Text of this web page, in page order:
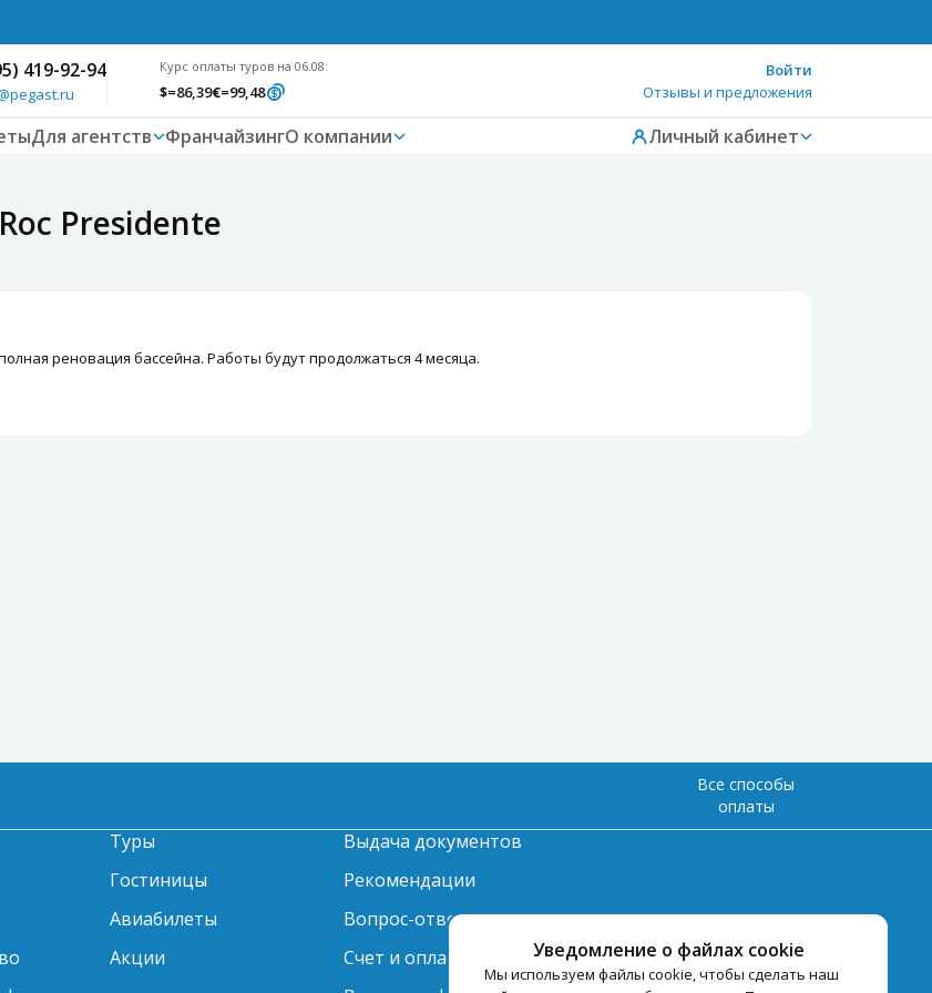
419-92-94 Курс оплаты туров на 06.08:
$=86,39€=99,48
Войти
Отзывы и предложения
Для агентств ФранчайзингО компании Личный кабинет
Presidente
реновация бассейна. Работы будут продолжаться 4 месяца.
Уведомление о файлах cookie
Мы используем файлы cookie, чтобы сделать наш
Все способы
оплаты
Туры
Гостиницы
Авиабилеты
Акции
Выдача документов
Рекомендации
Вопрос-ответ
Счет и оплата